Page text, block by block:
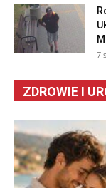
7
ZDROWIE I